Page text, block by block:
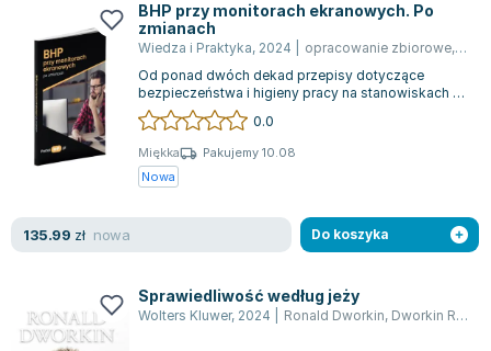
BHP przy monitorach ekranowych. Po
zmianach
Wiedza i Praktyka, 2024 opracowanie zbiorowe,
Od ponad dwóch dekad przepisy dotyczące
bezpieczeństwa i higieny pracy na stanowiskach z
monitorami ekranowymi pozostawały niezmie...
0.0
Miękka
Pakujemy 10.08
Nowa
135.99 zł nowa Do koszyka
Sprawiedliwość według jeży
Wolters Kluwer, 2024 Ronald Dworkin, Dworkin Roland